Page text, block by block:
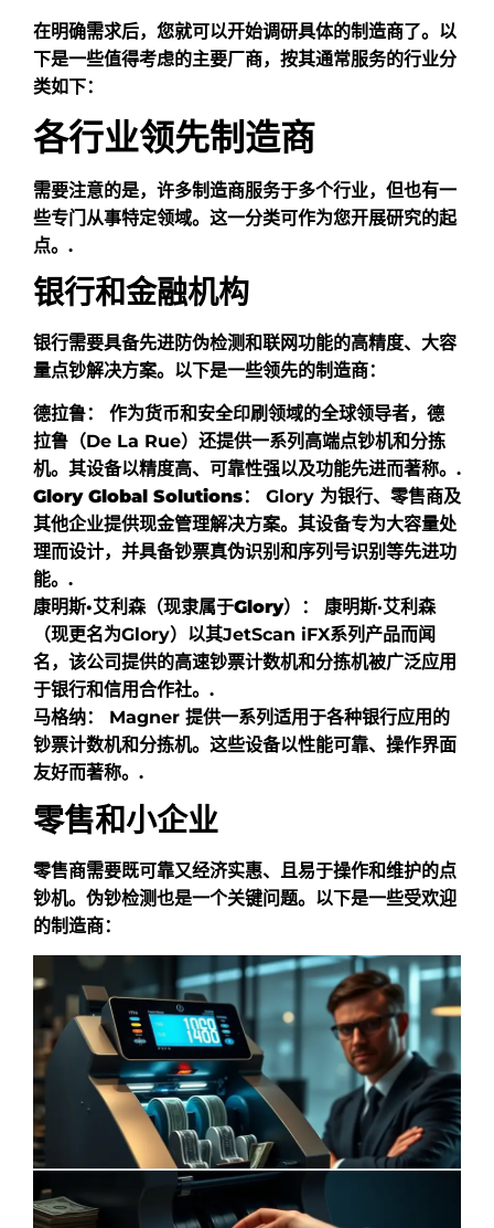
在明确需求后，您就可以开始调研具体的制造商了。以
下是一些值得考虑的主要厂商，按其通常服务的行业分
类如下：
各行业领先制造商
需要注意的是，许多制造商服务于多个行业，但也有一
些专门从事特定领域。这一分类可作为您开展研究的起
点。.
银行和金融机构
银行需要具备先进防伪检测和联网功能的高精度、大容
量点钞解决方案。以下是一些领先的制造商：
德拉鲁：
作为货币和安全印刷领域的全球领导者，德
拉鲁（De La Rue）还提供一系列高端点钞机和分拣
机。其设备以精度高、可靠性强以及功能先进而著称。.
Glory Global Solutions：
Glory 为银行、零售商及
其他企业提供现金管理解决方案。其设备专为大容量处
理而设计，并具备钞票真伪识别和序列号识别等先进功
能。.
康明斯·艾利森（现隶属于Glory）：
康明斯·艾利森
（现更名为Glory）以其JetScan iFX系列产品而闻
名，该公司提供的高速钞票计数机和分拣机被广泛应用
于银行和信用合作社。.
马格纳：
Magner 提供一系列适用于各种银行应用的
钞票计数机和分拣机。这些设备以性能可靠、操作界面
友好而著称。.
零售和小企业
零售商需要既可靠又经济实惠、且易于操作和维护的点
钞机。伪钞检测也是一个关键问题。以下是一些受欢迎
的制造商：